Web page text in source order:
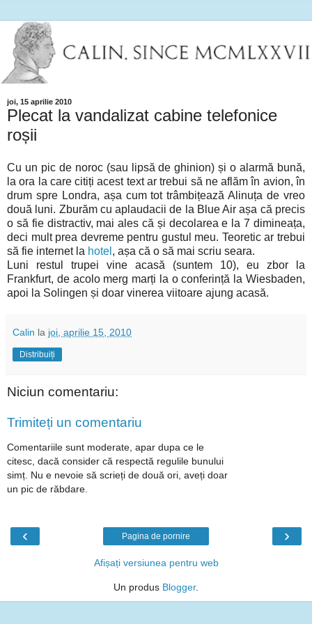
joi, 15 aprilie 2010
Plecat la vandalizat cabine telefonice
roșii
Cu un pic de noroc (sau lipsă de ghinion) și o alarmă bună,
la ora la care citiți acest text ar trebui să ne aflăm în avion, în
drum spre Londra, așa cum tot trâmbițează Alinuța de vreo
două luni. Zburăm cu aplaudacii de la Blue Air așa că precis
o să fie distractiv, mai ales că și decolarea e la 7 dimineața,
deci mult prea devreme pentru gustul meu. Teoretic ar trebui
să fie internet la hotel , așa că o să mai scriu seara.
Luni restul trupei vine acasă (suntem 10), eu zbor la
Frankfurt, de acolo merg marți la o conferință la Wiesbaden,
apoi la Solingen și doar vinerea viitoare ajung acasă.
Calin la joi, aprilie 15, 2010
Distribuiți
Niciun comentariu:
Trimiteți un comentariu
Comentariile sunt moderate, apar dupa ce le
citesc, dacă consider că respectă regulile bunului
simț. Nu e nevoie să scrieți de două ori, aveți doar
un pic de răbdare.
‹ ›
Pagina de pornire
Afișați versiunea pentru web
Un produs Blogger.